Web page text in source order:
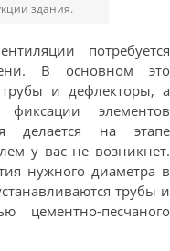
здания.
потребуется
В основном это
и дефлекторы, а
элементов
делается на этапе
у вас не возникнет.
нужного диаметра в
трубы и
цементно-песчаного